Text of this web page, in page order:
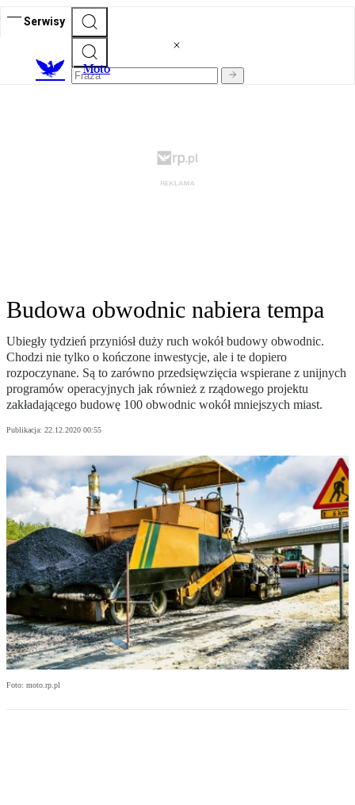
Serwisy
Moto
Budowa obwodnic nabiera tempa
Ubiegły tydzień przyniósł duży ruch wokół budowy obwodnic.
Chodzi nie tylko o kończone inwestycje, ale i te dopiero
rozpoczynane. Są to zarówno przedsięwzięcia wspierane z unijnych
programów operacyjnych jak również z rządowego projektu
zakładającego budowę 100 obwodnic wokół mniejszych miast.
Publikacja: 22.12.2020 00:55
Foto: moto.rp.pl